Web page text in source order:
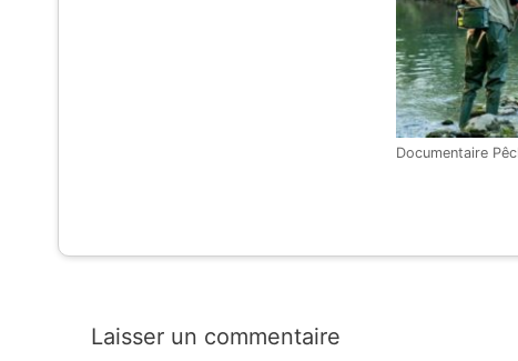
Documentaire
Laisser un commentaire